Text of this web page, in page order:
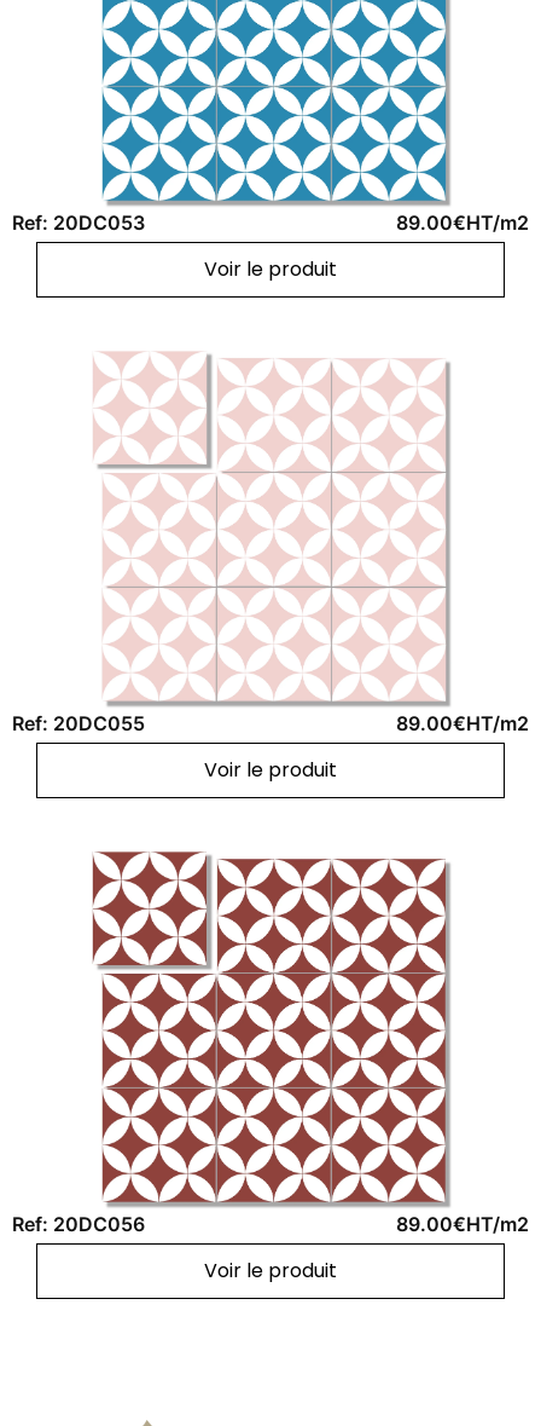
Ref: 20DC053 89.00€HT/m2
Voir le produit
Ref: 20DC055 89.00€HT/m2
Voir le produit
Ref: 20DC056 89.00€HT/m2
Voir le produit